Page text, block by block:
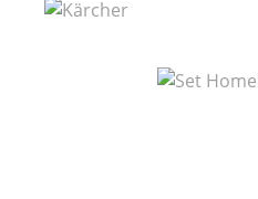
Bildergalerie überspringen